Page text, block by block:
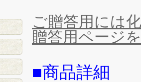
ご贈答用には
贈答用ページ
■商品詳細